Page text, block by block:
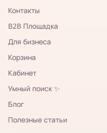
Контакты
B2B Площадка
Для бизнеса
Корзина
Кабинет
Умный поиск ✨
Блог
Полезные статьи